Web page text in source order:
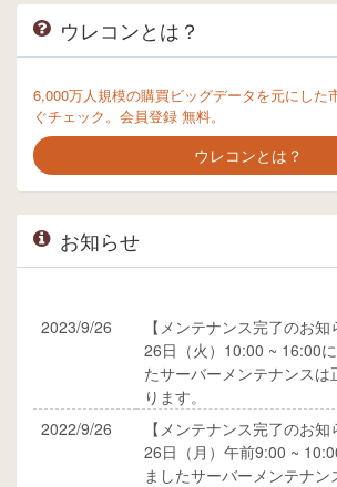
ウレコンとは？
6,000万人規模の購買ビッグデータを元にした
ぐチェック。会員登録 無料。
ウレコンとは？
お知らせ
2023/9/26
【メンテナンス完了のお
26日（火）10:00 ~ 16:00
たサーバーメンテナンスは
ります。
2022/9/26
【メンテナンス完了のお
26日（月）午前9:00 ~
ましたサーバーメンテナン